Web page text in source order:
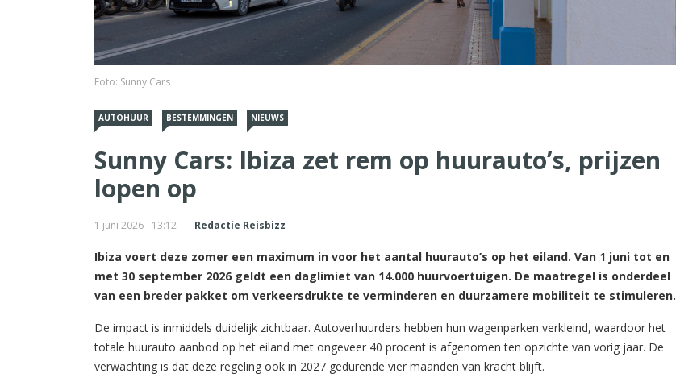
Foto: Sunny Cars
AUTOHUUR BESTEMMINGEN NIEUWS
Sunny Cars: Ibiza zet rem op huurauto’s, prijzen
lopen op
1 juni 2026 - 13:12 Redactie Reisbizz
Ibiza voert deze zomer een maximum in voor het aantal huurauto’s op het eiland. Van 1 juni tot en
met 30 september 2026 geldt een daglimiet van 14.000 huurvoertuigen. De maatregel is onderdeel
van een breder pakket om verkeersdrukte te verminderen en duurzamere mobiliteit te stimuleren.
De impact is inmiddels duidelijk zichtbaar. Autoverhuurders hebben hun wagenparken verkleind, waardoor het
totale huurauto aanbod op het eiland met ongeveer 40 procent is afgenomen ten opzichte van vorig jaar. De
verwachting is dat deze regeling ook in 2027 gedurende vier maanden van kracht blijft.